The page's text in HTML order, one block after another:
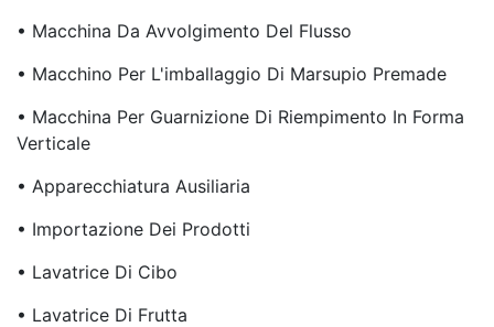
• Macchina Da Avvolgimento Del Flusso
• Macchino Per L'imballaggio Di Marsupio Premade
• Macchina Per Guarnizione Di Riempimento In Forma
Verticale
• Apparecchiatura Ausiliaria
• Importazione Dei Prodotti
• Lavatrice Di Cibo
• Lavatrice Di Frutta